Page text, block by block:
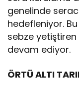
genelinde
hedefleniyor.
sebze
devam ediyor.
ÖRTÜ ALTI